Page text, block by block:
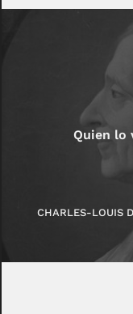
Quien lo
CHARLES-LOUIS